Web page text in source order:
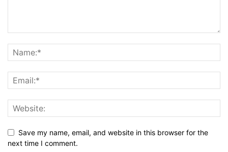
Save my name, email, and website in this browser for the
next time I comment.